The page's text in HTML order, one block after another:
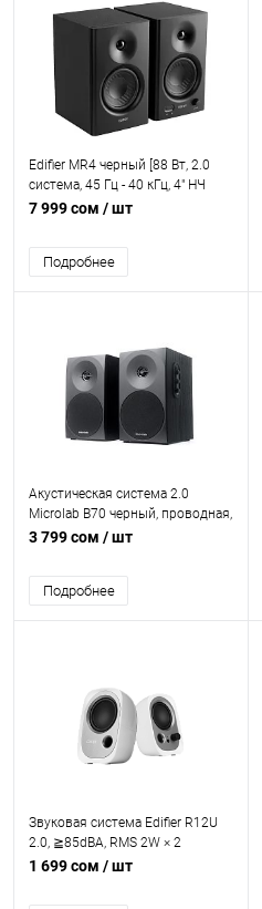
Edifier MR4 черный [88 Вт, 2.0
система, 45 Гц - 40 кГц, 4" НЧ
динамик, 13 мм ВЧ динамик,
Регулятор громкости на
передней панели]
7 999 сом / шт
Подробнее
Акустическая система 2.0
Microlab B70 черный, проводная,
RMS 20Вт(10Втх2), jack 3.5mm
3 799 сом / шт
Подробнее
Звуковая система Edifier R12U
2.0, ≧85dBA, RMS 2W × 2
(THD+N=10%, f0=1 KHz) , Белый
1 699 сом / шт